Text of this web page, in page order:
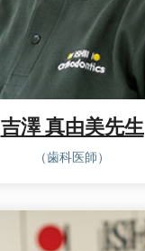
吉澤 真由美先生
（歯科医師）